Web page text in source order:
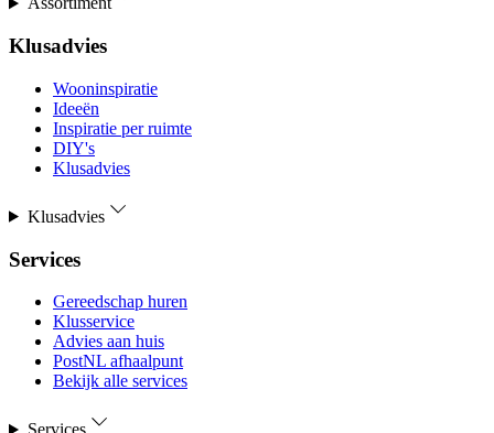
Klusadvies
Wooninspiratie
Ideeën
Inspiratie per ruimte
DIY's
Klusadvies
Klusadvies
Services
Gereedschap huren
Klusservice
Advies aan huis
PostNL afhaalpunt
Bekijk alle services